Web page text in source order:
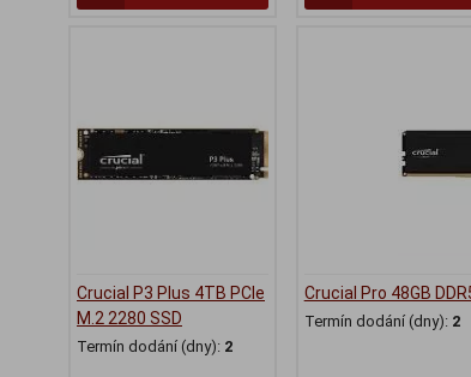
Crucial P3 Plus 4TB PCIe
M.2 2280 SSD
Termín dodání (dny): 2
Crucial Pro 48GB
Termín dodání (dny): 2